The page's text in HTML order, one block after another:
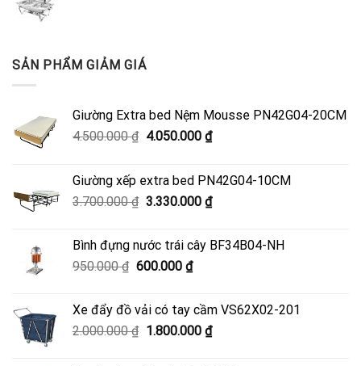
SẢN PHẨM GIẢM GIÁ
Giường Extra bed Nệm Mousse PN42G04-20CM
4.500.000₫ Giá
4.500.000 ₫.
4.050.000 ₫Giá
là:
4.050.000 ₫.
Giường xếp extra bed PN42G04-10CM
3.700.000₫ Giá
3.700.000 ₫.
3.330.000 ₫Giá
là:
Bình đựng nước trái cây BF34B04-NH
950.000₫ Giá
950.000 ₫.
600.000 ₫Giá
là:
600.000 ₫.
Xe đẩy đồ vải có tay cầm VS62X02-201
2.000.000₫ Giá
1.800.000 ₫Giá